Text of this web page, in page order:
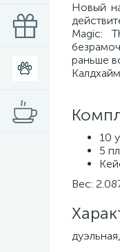
Новый
Magic:
раньше
10
5
Вес: